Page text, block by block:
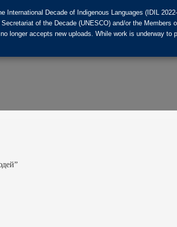
Decade of Indigenous Languages (IDIL
of the Decade (UNESCO) and/or the
longer accepts new uploads. While work is underway